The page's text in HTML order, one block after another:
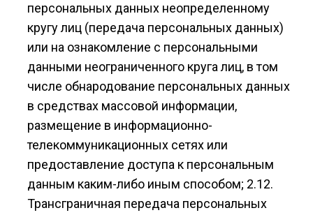
персональных данных неопределенному
кругу лиц (передача персональных данных)
или на ознакомление с персональными
данными неограниченного круга лиц, в том
числе обнародование персональных данных
в средствах массовой информации,
размещение в информационно-
телекоммуникационных сетях или
предоставление доступа к персональным
данным каким-либо иным способом; 2.12.
Трансграничная передача персональных